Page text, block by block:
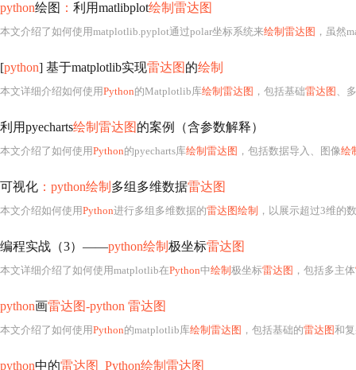
python绘图 ： 利用matlibplot绘制雷达图
本文介绍了如何使用matplotlib.pyplot通过polar坐标系统来绘制雷达图 ，虽然
[python] 基于matplotlib实现雷达图 的绘制
本文详细介绍如何使用Python的Matplotlib库绘制雷达图 ，包括基础雷达图 、
利用pyecharts绘制雷达图 的案例（含参数解释）
本文介绍了如何使用Python的pyecharts库绘制雷达图 ，包括数据导入、图像绘
可视化 ：python绘制 多组多维数据雷达图
本文介绍如何使用Python进行多组多维数据的雷达图绘制 ，以展示超过3维的
编程实战（3）——python绘制 极坐标雷达图
本文详细介绍了如何使用matplotlib在Python中绘制 极坐标雷达图 ，包括多主体
python画雷达图-python 雷达图
本文介绍了如何使用Python的matplotlib库绘制雷达图 ，包括基础的雷达图和
python中的雷达图_Python绘制雷达图